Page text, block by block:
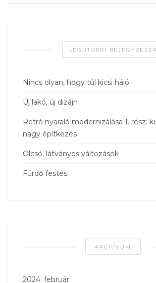
LEGUTÓBBI BEJEGYZÉSEK
Nincs olyan, hogy túl kicsi háló
Új lakó, új dizájn
Retró nyaraló modernizálása 1. rész:
nagy építkezés
Olcsó, látványos változások
Fürdő festés
ARCHÍVUM
2024. február